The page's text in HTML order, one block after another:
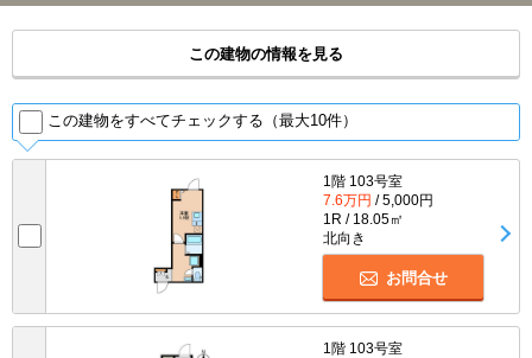
この建物の情報を見る
この建物をすべてチェックする（最大10件）
1階 103号室
7.6万円 / 5,000円
1R / 18.05㎡
北向き
お問合せ
1階 103号室